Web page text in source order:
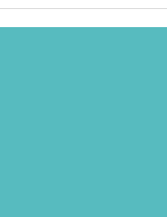
mentale,
de